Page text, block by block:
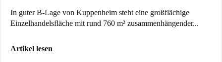
In guter B-Lage von Kuppenheim steht eine großflächige
Einzelhandelsfläche mit rund 760 m² zusammenhängender...
Artikel lesen